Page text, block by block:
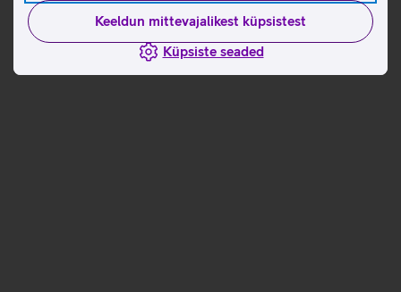
Keeldun mittevajalikest küpsistest
Küpsiste seaded